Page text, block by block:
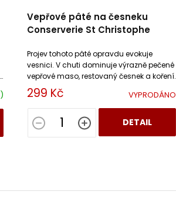
Vepřové pâté na česneku
Conserverie St Christophe
VYPRODÁNO
299 Kč
DETAIL
Projev tohoto pâté opravdu evokuje
vesnici. V chuti dominuje výrazně pečené
vepřové maso, restovaný česnek a koření.